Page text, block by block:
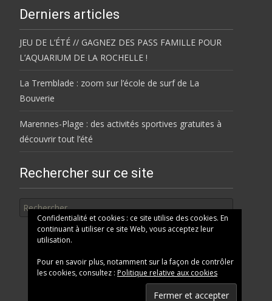
Derniers articles
JEU DE L’ÉTÉ // GAGNEZ DES PASS FAMILLE POUR
L’AQUARIUM DE LA ROCHELLE !
La Tremblade : zoom sur l’école de surf de La
Bouverie
Marennes-Plage : des activités sportives gratuites à
découvrir tout l’été
Rechercher sur ce site
Confidentialité et cookies : ce site utilise des cookies. En
continuant à utiliser ce site Web, vous acceptez leur
utilisation.
Pour en savoir plus, notamment sur la façon de contrôler
les cookies, consultez : Politique relative aux cookies